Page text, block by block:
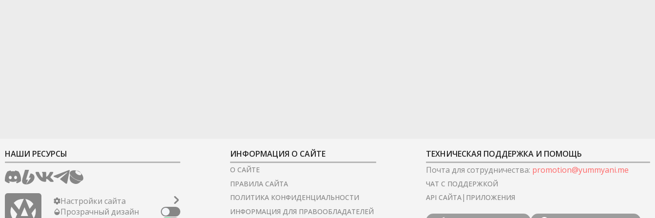
НАШИ РЕСУРСЫ
Настройки сайта
Прозрачный дизайн
ИНФОРМАЦИЯ О САЙТЕ
О САЙТЕ
ПРАВИЛА САЙТА
ПОЛИТИКА КОНФИДЕНЦИАЛЬНОСТИ
ИНФОРМАЦИЯ ДЛЯ ПРАВООБЛАДАТЕЛЕЙ
ТЕХНИЧЕСКАЯ ПОДДЕРЖКА И ПОМОЩЬ
Почта для сотрудничества: promotion@yummyani.me
ЧАТ С ПОДДЕРЖКОЙ
API САЙТА| ПРИЛОЖЕНИЯ